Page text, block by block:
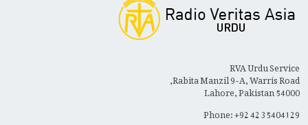
RVA Urdu Service
Rabita Manzil 9-A, Warris Road,
Lahore, Pakistan 54000
Phone: +92 42 35404129